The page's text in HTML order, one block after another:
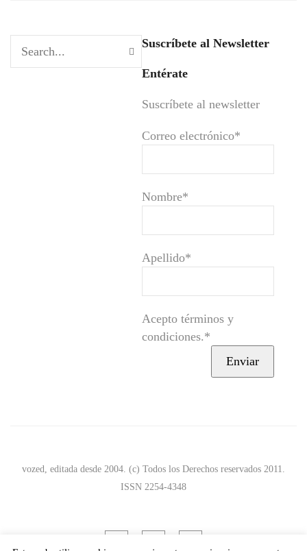
Suscríbete al Newsletter
Entérate
Suscríbete al newsletter
Correo electrónico*
Nombre*
Apellido*
Acepto términos y
condiciones.*
vozed, editada desde 2004. (c) Todos los Derechos reservados 2011.
ISSN 2254-4348